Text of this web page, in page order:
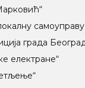
града
електране“